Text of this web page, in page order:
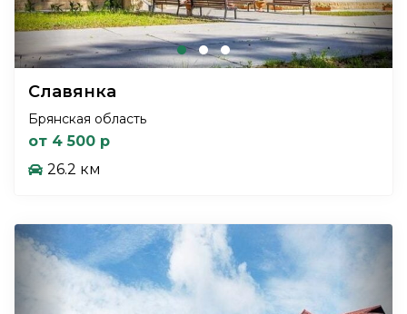
Славянка
Брянская область
от 4 500 р
26.2 км